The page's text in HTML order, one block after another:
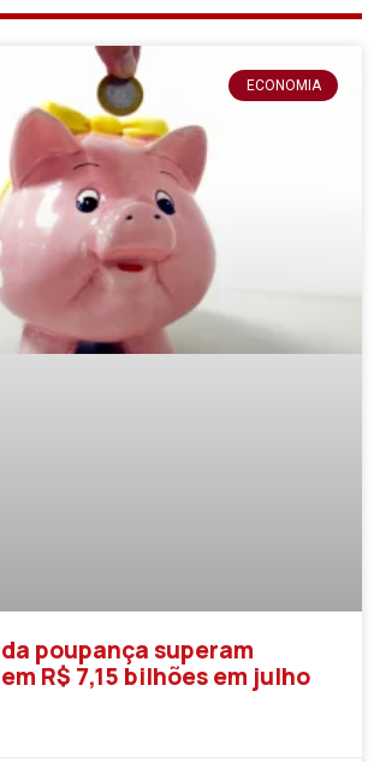
ECONOMIA
poupança superam
R$ 7,15 bilhões em julho